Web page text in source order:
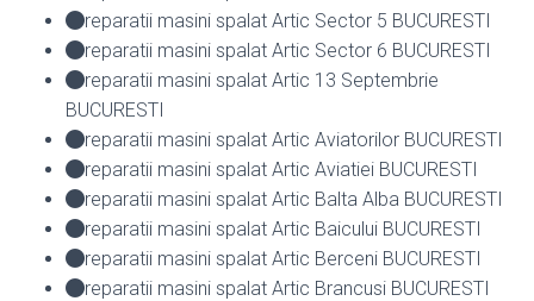
reparatii masini spalat Artic Sector 5 BUCURESTI
reparatii masini spalat Artic Sector 6 BUCURESTI
reparatii masini spalat Artic 13 Septembrie
BUCURESTI
reparatii masini spalat Artic Aviatorilor BUCURESTI
reparatii masini spalat Artic Aviatiei BUCURESTI
reparatii masini spalat Artic Balta Alba BUCURESTI
reparatii masini spalat Artic Baicului BUCURESTI
reparatii masini spalat Artic Berceni BUCURESTI
reparatii masini spalat Artic Brancusi BUCURESTI